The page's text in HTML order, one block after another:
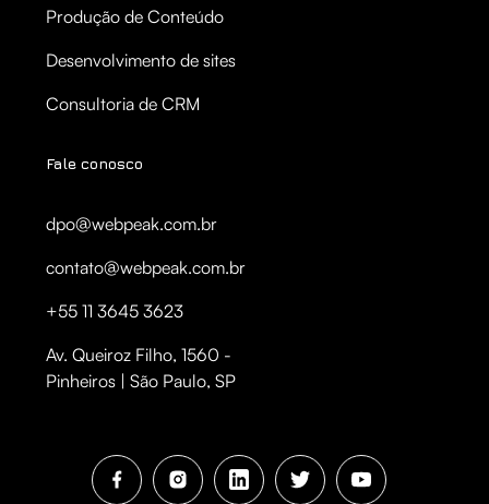
Produção de Conteúdo
Desenvolvimento de sites
Consultoria de CRM
Fale conosco
dpo@webpeak.com.br
contato@webpeak.com.br
+55 11 3645 3623
Av. Queiroz Filho, 1560 -
Pinheiros | São Paulo, SP